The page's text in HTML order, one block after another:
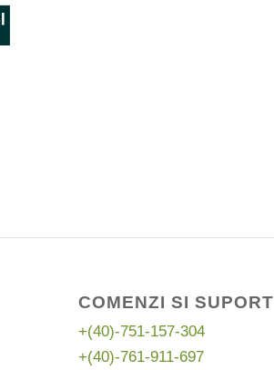
COMENZI SI SUPORT
+(40)-751-157-304
+(40)-761-911-697